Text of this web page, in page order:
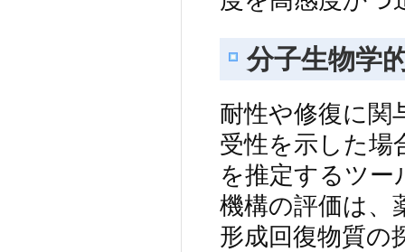
分子生物学
耐性や修復に関
受性を示した場
を推定するツー
機構の評価は、
形成回復物質の